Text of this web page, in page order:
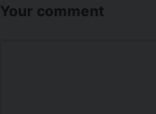
Your comment